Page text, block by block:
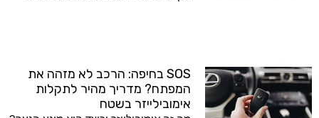
SOS בחיפה: הרכב לא מזהה את
המפתח? מדריך מהיר לתקלות
אימובילייזר בשטח